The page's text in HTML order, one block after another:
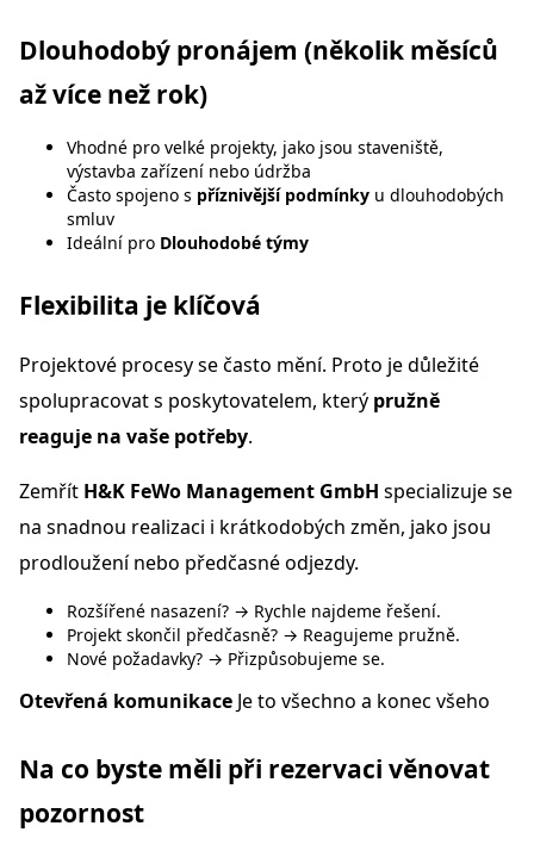
Dlouhodobý pronájem (několik měsíců
až více než rok)
Vhodné pro velké projekty, jako jsou staveniště,
výstavba zařízení nebo údržba
Často spojeno s příznivější podmínky u dlouhodobých
smluv
Ideální pro Dlouhodobé týmy
Flexibilita je klíčová
Projektové procesy se často mění. Proto je důležité
spolupracovat s poskytovatelem, který pružně
reaguje na vaše potřeby.
Zemřít H&K FeWo Management GmbH specializuje se
na snadnou realizaci i krátkodobých změn, jako jsou
prodloužení nebo předčasné odjezdy.
Rozšířené nasazení? → Rychle najdeme řešení.
Projekt skončil předčasně? → Reagujeme pružně.
Nové požadavky? → Přizpůsobujeme se.
Otevřená komunikace Je to všechno a konec všeho
Na co byste měli při rezervaci věnovat
pozornost